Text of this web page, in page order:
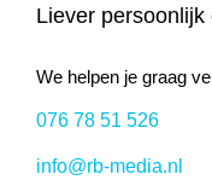
Liever persoonlijk
We helpen je graag
076 78 51 526
info@rb-media.nl